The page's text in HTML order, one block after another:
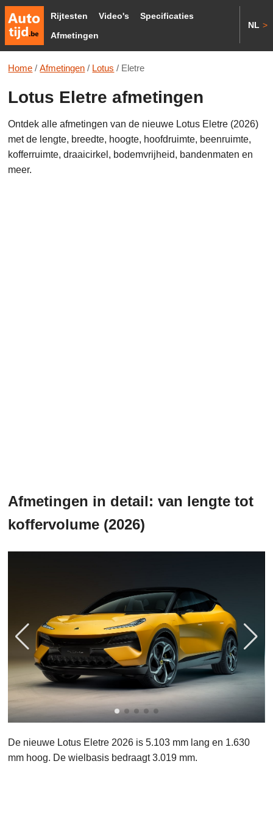
Rijtesten Video's
Specificaties
Afmetingen
NL >
Home / Afmetingen / Lotus / Eletre
Lotus Eletre afmetingen
Ontdek alle afmetingen van de nieuwe Lotus Eletre (2026)
met de lengte, breedte, hoogte, hoofdruimte, beenruimte,
kofferruimte, draaicirkel, bodemvrijheid, bandenmaten en
meer.
Afmetingen in detail: van lengte tot
koffervolume (2026)
De nieuwe Lotus Eletre 2026 is 5.103 mm lang en 1.630
mm hoog. De wielbasis bedraagt 3.019 mm.